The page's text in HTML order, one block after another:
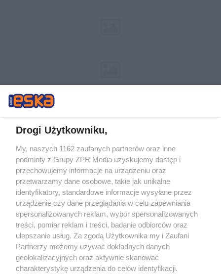
Żaden utwór zamieszczony w serwisie nie może być powielany i
rozpowszechniany lub dalej rozpowszechniany w jakikolwiek sposób (w
tym także elektroniczny lub mechaniczny) na jakimkolwiek polu
eksploatacji w jakiejkolwiek formie, włącznie z umieszczaniem w
Internecie bez pisemnej zgody właściciela praw. Jakiekolwiek użycie lub
wykorzystanie utworów w całości lub w części z naruszeniem prawa,
tzn. bez właściwej zgody, jest zabronione pod groźbą kary i może być
ścigane prawnie.
Drogi Użytkowniku,
My, naszych 1162 zaufanych partnerów oraz inne
podmioty z Grupy ZPR Media uzyskujemy dostęp i
przechowujemy informacje na urządzeniu oraz
przetwarzamy dane osobowe, takie jak unikalne
identyfikatory, standardowe informacje wysyłane przez
urządzenie czy dane przeglądania w celu zapewniania
spersonalizowanych reklam, wybór spersonalizowanych
treści, pomiar reklam i treści, badanie odbiorców oraz
ulepszanie usług. Za zgodą Użytkownika my i Zaufani
Partnerzy możemy używać dokładnych danych
geolokalizacyjnych oraz aktywnie skanować
charakterystykę urządzenia do celów identyfikacji.